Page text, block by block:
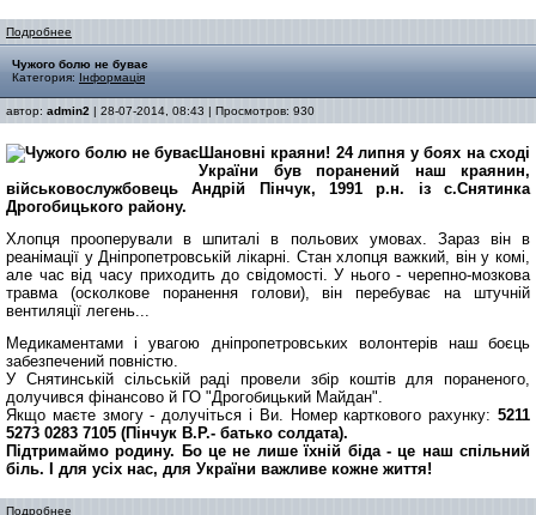
Подробнее
Чужого болю не буває
Категория: Інформація
автор: admin2 | 28-07-2014, 08:43 | Просмотров: 930
Шановні краяни! 24 липня у боях на сході
України був поранений наш краянин,
військовослужбовець Андрій Пінчук,1991 р.н. із с.Снятинка
Дрогобицького району.
Хлопця прооперували в шпиталі в польових умовах. Зараз він в
реанімації у Дніпропетровській лікарні. Стан хлопця важкий, він у комі,
але час від часу приходить до свідомості. У нього - черепно-мозкова
травма (осколкове поранення голови), він перебуває на штучній
вентиляції легень...
Медикаментами і увагою дніпропетровських волонтерів наш боєць
забезпечений повністю.
УСнятинській сільській раді провели збір коштів для пораненого,
долучився фінансово й ГО "Дрогобицький Майдан".
Якщо маєте змогу - долучіться і Ви. Номер карткового рахунку: 5211
5273 0283 7105 (Пінчук В.Р.- батько солдата).
Підтримаймо родину. Бо це не лише їхній біда- це наш спільний
біль. І для усіх нас, для України важливе кожне життя!
Подробнее